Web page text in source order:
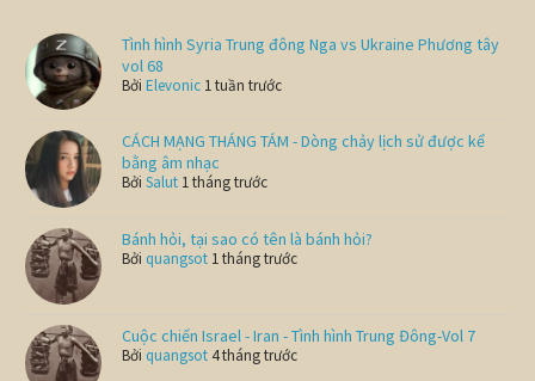
Tình hình Syria Trung đông Nga vs Ukraine Phương tây
vol 68
BởiElevonic 1 tuần trước
CÁCH MẠNG THÁNG TÁM - Dòng chảy lịch sử được kể
bằng âm nhạc
BởiSalut 1 tháng trước
Bánh hỏi, tại sao có tên là bánh hỏi?
Bởi quangsot 1 tháng trước
Cuộc chiến Israel - Iran - Tình hình Trung Đông-Vol 7
Bởi quangsot 4 tháng trước